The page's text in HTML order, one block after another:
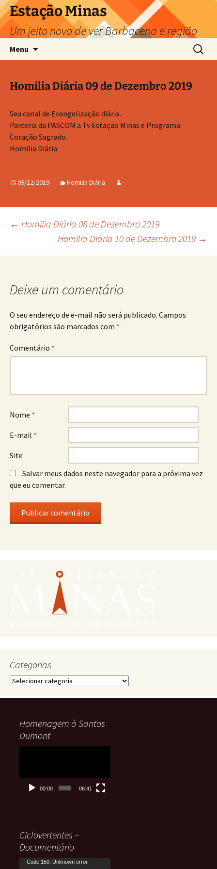
Pular
para
o
conteúdo
Estação Minas
Um jeito novo de ver Barbacena e região
Menu
por:
Homilia Diária 09 de Dezembro 2019
Seu canal de Evangelização diária.
Parceria da PASCOM a Tv Estação Minas e Programa
Coração Sagrado.
Homilia Diária
09/12/2019 Homilia Diária
Navegação
de
posts
← Homilia Diária 08 de Dezembro 2019
Homilia Diária 10 de Dezembro 2019 →
Deixe um comentário
O seu endereço de e-mail não será publicado. Campos
obrigatórios são marcados com *
Comentário *
Nome *
E-mail *
Site
Salvar meus dados neste navegador para a próxima vez
que eu comentar.
Categorias
Categorias
Homenagem à Santos
Dumont
00:00 06:41
Ciclovertentes –
Documentário
Tocador
Code 150: Unknown error.